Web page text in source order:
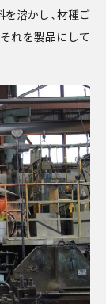
溶かし、材種ご
れを製品にして